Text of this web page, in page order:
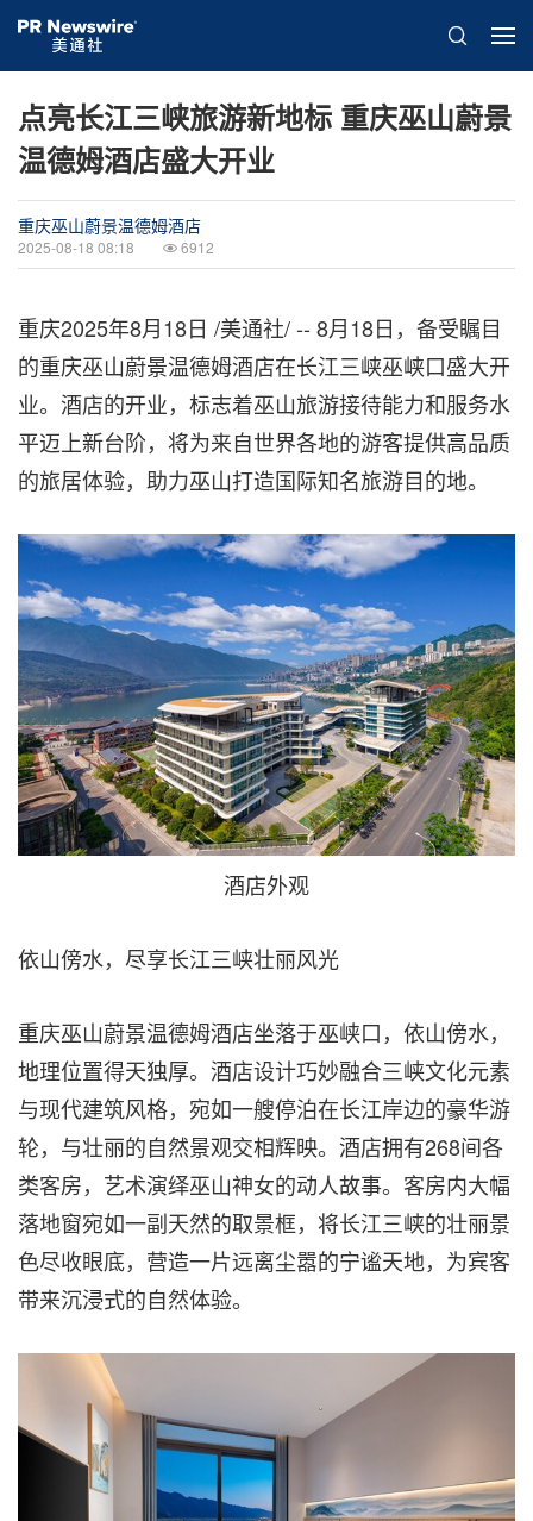
点亮长江三峡旅游新地标 重庆巫山蔚景
温德姆酒店盛大开业
重庆巫山蔚景温德姆酒店
2025-08-18 08:18 6912
重庆2025年8月18日 /美通社/ -- 8月18日 ，备受瞩目
的重庆巫山蔚景温德姆酒店在长江三峡巫峡口盛大开
业。酒店的开业，标志着巫山旅游接待能力和服务水
平迈上新台阶，将为来自世界各地的游客提供高品质
的旅居体验，助力巫山打造国际知名旅游目的地。
酒店外观
依山傍水，尽享长江三峡壮丽风光
重庆巫山蔚景温德姆酒店坐落于巫峡口，依山傍水，
地理位置得天独厚。酒店设计巧妙融合三峡文化元素
与现代建筑风格，宛如一艘停泊在长江岸边的豪华游
轮，与壮丽的自然景观交相辉映。酒店拥有268间各
类客房，艺术演绎巫山神女的动人故事。客房内大幅
落地窗宛如一副天然的取景框，将长江三峡的壮丽景
色尽收眼底，营造一片远离尘嚣的宁谧天地，为宾客
带来沉浸式的自然体验。